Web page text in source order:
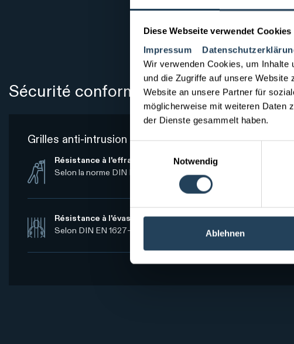
Diese Webseite verwendet Cookies
Impressum
Wir verwenden Cookies, um Inhalte
und die Zugriffe auf unsere
Website an unsere Partner für
möglicherweise mit weiteren Daten
der Dienste gesammelt haben.
Notwendig
Ablehnen
Sécurité conforme aux normes de
Grilles anti-intrusion et anti-effraction OXIR®
Résistance à l'effraction
Selon la norme DIN EN 1627-1630 jusqu'à RC4, selon la
Résistance à l'évasion
Selon DIN EN 1627-1630 jusqu'à RC4 testé des deux côtés.